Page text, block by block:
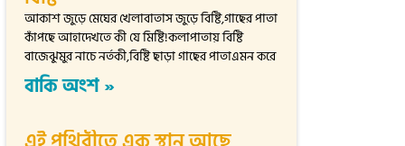
আকাশ জুড়ে মেঘের খেলাবাতাস জুড়ে বিষ্টি,গাছের পাতা
কাঁপছে আহাদেখতে কী যে মিষ্টি!কলাপাতায় বিষ্টি
বাজেঝুমুর নাচে নর্তকী,বিষ্টি ছাড়া গাছের পাতাএমন করে
বাকি অংশ »